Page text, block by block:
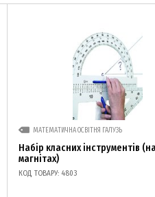
МАТЕМАТИЧНА ОСВІТНЯ ГАЛУЗЬ
Набір класних інструментів
магнітах)
КОД ТОВАРУ: 4803